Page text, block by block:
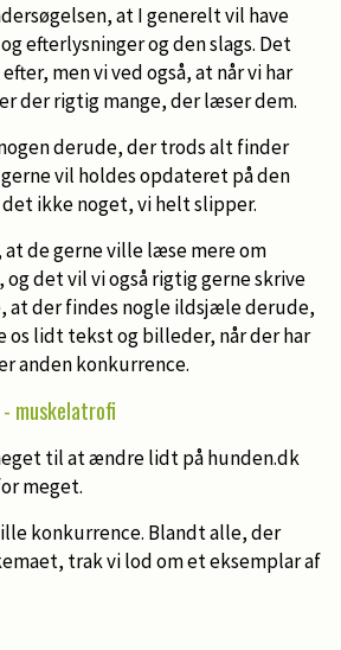
at I generelt vil have
efterlysninger og den slags. Det
men vi ved også, at når vi har
der rigtig mange, der læser dem.
derude, der trods alt finder
vil holdes opdateret på den
ikke noget, vi helt slipper.
at de gerne ville læse mere om
det vil vi også rigtig gerne skrive
at der findes nogle ildsjæle derude,
os lidt tekst og billeder, når der har
anden konkurrence.
muskelatrofi
til at ændre lidt på hunden.dk
meget.
konkurrence. Blandt alle, der
trak vi lod om et eksemplar af